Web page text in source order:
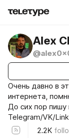
Alex
Очень давно в
интернета,
До сих пор пишу
Telegram/VK/
2.2K